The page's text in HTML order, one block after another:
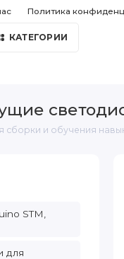
Политика
КАТЕГОРИИ
сборки и обучения
STM,
для